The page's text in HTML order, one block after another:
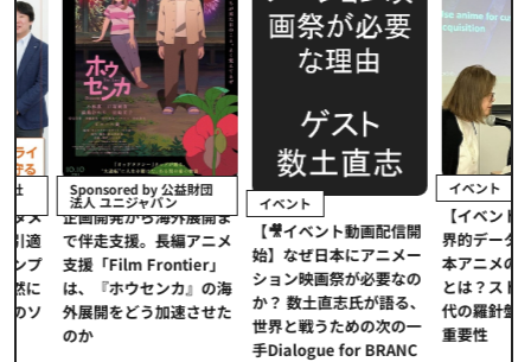
Sponsored by 公益財団
法人 ユニジャパン
企画開発から海外展開ま
で伴走支援。長編アニメ
支援「Film Frontier」
は、『ホウセンカ』の海
外展開をどう加速させた
イベント
【🎥イベント動画配信開
始】なぜ日本にアニメー
ション映画祭が必要なの
か？ 数土直志氏が語る、
世界と戦うための次の一
手Dialogue for BRANC
イベント
【イベントレポ
界的データ企業
本アニメの「真
とは？ストリー
代の羅針盤「デ
重要性